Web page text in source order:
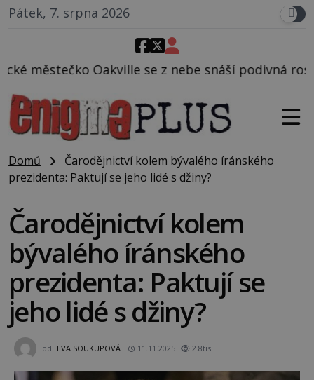
Pátek, 7. srpna 2026
se z nebe snáší podivná rosolovitá látka
Domů
Čarodějnictví kolem bývalého íránského
prezidenta: Paktují se jeho lidé s džiny?
Čarodějnictví kolem
bývalého íránského
prezidenta: Paktují se
jeho lidé s džiny?
od EVA SOUKUPOVÁ 11.11.2025 2.8tis